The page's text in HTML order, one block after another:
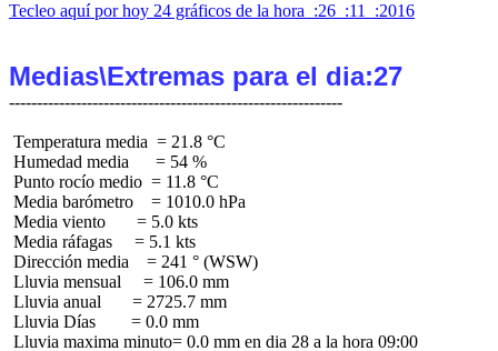
Tecleo aquí por hoy 24 gráficos de la hora  :26  :11  :2016
Medias\Extremas para el dia:27
Temperatura media  = 21.8 °C
Humedad media      = 54 %
Punto rocío medio  = 11.8 °C
Media barómetro    = 1010.0 hPa
Media viento       = 5.0 kts
Media ráfagas     = 5.1 kts
Dirección media    = 241 ° (WSW)
Lluvia mensual     = 106.0 mm
Lluvia anual       = 2725.7 mm
Lluvia Días        = 0.0 mm